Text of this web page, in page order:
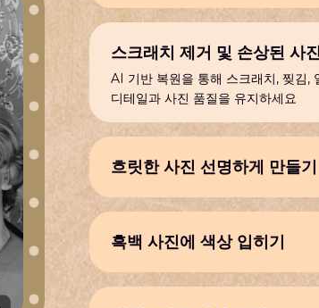
원하세요
스크래치 제거 및 손상된 사
AI 기반 복원을 통해 스크래치, 찢김,
디테일과 사진 품질을 유지하세요
흐릿한 사진 선명하게 만들기
명도를 높이며 원래의 사진 품질을 되
흑백 사진에 색상 입히기
번의 클릭으로 생생하고 자연스러운